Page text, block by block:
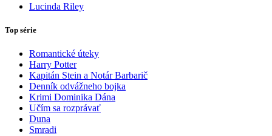
Lucinda Riley
Top série
Romantické úteky
Harry Potter
Kapitán Stein a Notár Barbarič
Denník odvážneho bojka
Krimi Dominika Dána
Učím sa rozprávať
Duna
Smradi